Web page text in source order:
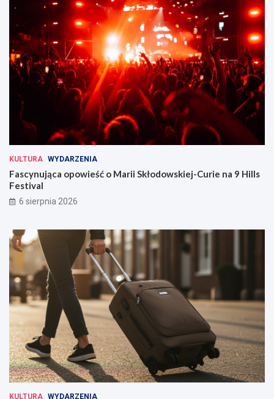
KULTURA WYDARZENIA
Fascynująca opowieść o Marii Skłodowskiej-Curie na 9 Hills
Festival
6 sierpnia 2026
KULTURA WYDARZENIA